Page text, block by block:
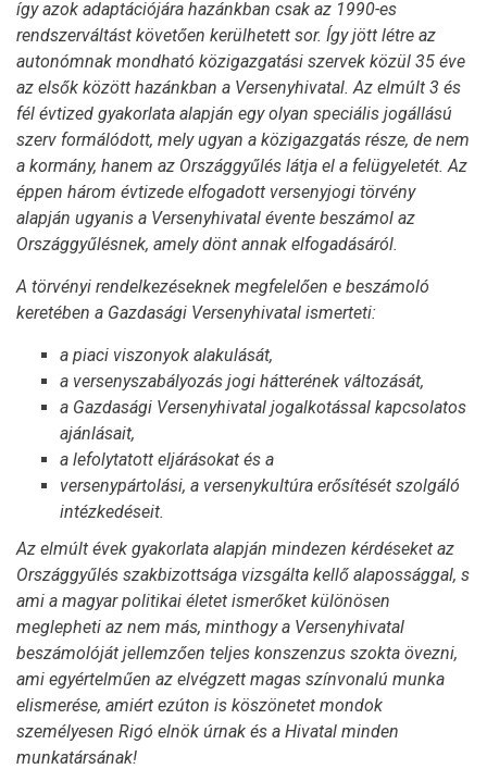
így azok adaptációjára hazánkban csak az 1990-es
rendszerváltást követően kerülhetett sor. Így jött létre az
autonómnak mondható közigazgatási szervek közül 35 éve
az elsők között hazánkban a Versenyhivatal. Az elmúlt 3 és
fél évtized gyakorlata alapján egy olyan speciális jogállású
szerv formálódott, mely ugyan a közigazgatás része, de nem
a kormány, hanem az Országgyűlés látja el a felügyeletét. Az
éppen három évtizede elfogadott versenyjogi törvény
alapján ugyanis a Versenyhivatal évente beszámol az
Országgyűlésnek, amely dönt annak elfogadásáról.
A törvényi rendelkezéseknek megfelelően e beszámoló
keretében a Gazdasági Versenyhivatal ismerteti:
a piaci viszonyok alakulását,
a versenyszabályozás jogi hátterének változását,
a Gazdasági Versenyhivatal jogalkotással kapcsolatos
ajánlásait,
a lefolytatott eljárásokat és a
versenypártolási, a versenykultúra erősítését szolgáló
intézkedéseit.
Az elmúlt évek gyakorlata alapján mindezen kérdéseket az
Országgyűlés szakbizottsága vizsgálta kellő alapossággal, s
ami a magyar politikai életet ismerőket különösen
meglepheti az nem más, minthogy a Versenyhivatal
beszámolóját jellemzően teljes konszenzus szokta övezni,
ami egyértelműen az elvégzett magas színvonalú munka
elismerése, amiért ezúton is köszönetet mondok
személyesen Rigó elnök úrnak és a Hivatal minden
munkatársának!